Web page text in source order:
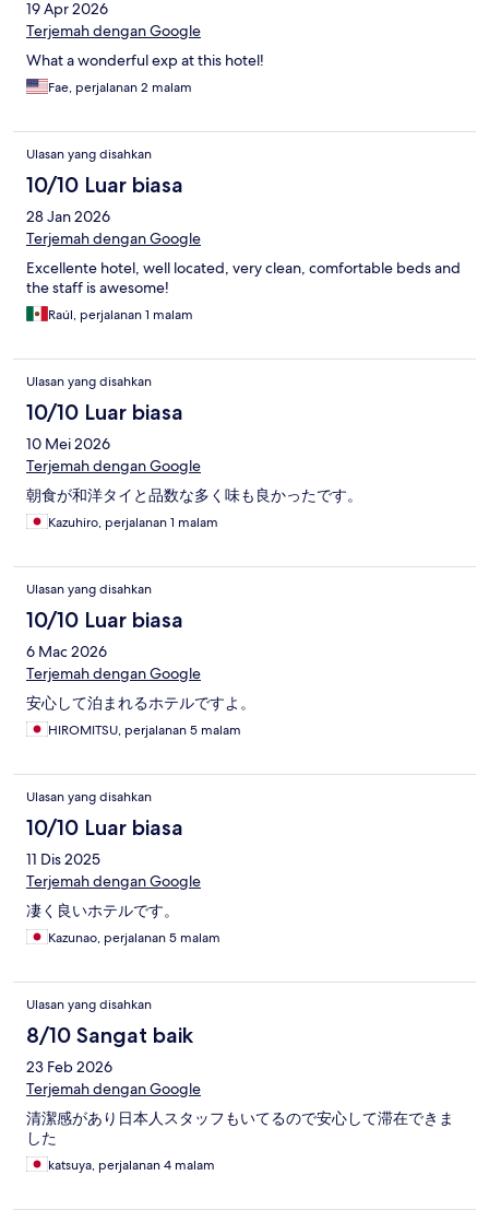
19 Apr 2026
Terjemah dengan Google
What a wonderful exp at this hotel!
Fae, perjalanan 2 malam
Ulasan yang disahkan
10/10 Luar biasa
28 Jan 2026
Terjemah dengan Google
Excellente hotel, well located, very clean, comfortable beds and
the staff is awesome!
Raúl, perjalanan 1 malam
Ulasan yang disahkan
10/10 Luar biasa
10 Mei 2026
Terjemah dengan Google
朝食が和洋タイと品数な多く味も良かったです。
Kazuhiro, perjalanan 1 malam
Ulasan yang disahkan
10/10 Luar biasa
6 Mac 2026
Terjemah dengan Google
安心して泊まれるホテルですよ。
HIROMITSU, perjalanan 5 malam
Ulasan yang disahkan
10/10 Luar biasa
11 Dis 2025
Terjemah dengan Google
凄く良いホテルです。
Kazunao, perjalanan 5 malam
Ulasan yang disahkan
8/10 Sangat baik
23 Feb 2026
Terjemah dengan Google
清潔感があり日本人スタッフもいてるので安心して滞在できま
した
katsuya, perjalanan 4 malam